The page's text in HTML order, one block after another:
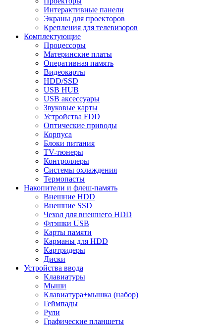
Интерактивные панели
Экраны для проекторов
Крепления для телевизоров
Комплектующие
Процессоры
Материнские платы
Оперативная память
Видеокарты
HDD/SSD
USB HUB
USB аксессуары
Звуковые карты
Устройства FDD
Оптические приводы
Корпуса
Блоки питания
TV-тюнеры
Контроллеры
Системы охлаждения
Термопасты
Накопители и флеш-память
Внешние HDD
Внешние SSD
Чехол для внешнего HDD
Флэшки USB
Карты памяти
Карманы для HDD
Картридеры
Диски
Устройства ввода
Клавиатуры
Мыши
Клавиатура+мышка (набор)
Геймпады
Рули
Графические планшеты